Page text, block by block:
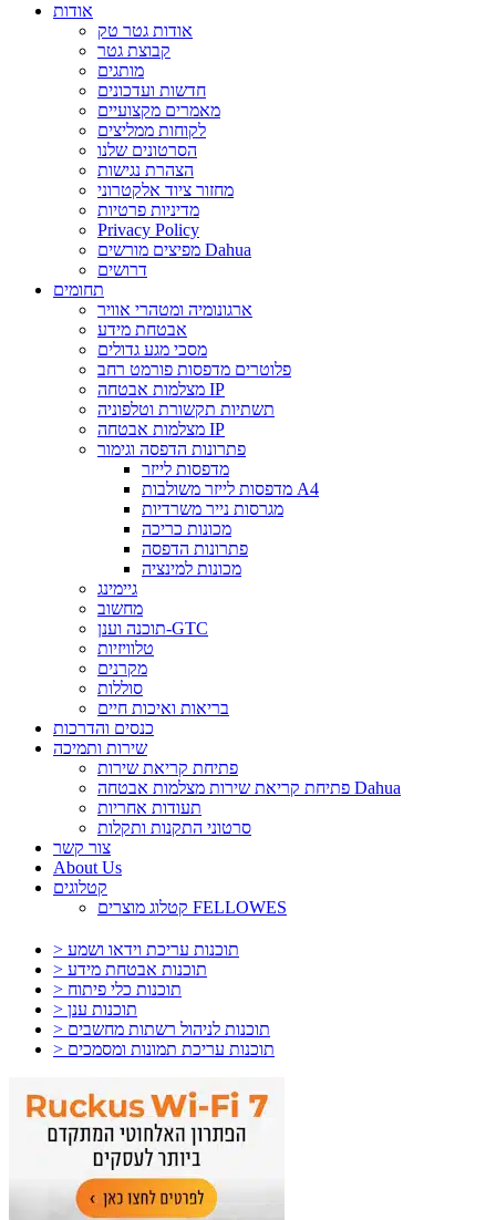
אודות
אודות גטר טק
קבוצת גטר
מותגים
חדשות ועדכונים
מאמרים מקצועיים
לקוחות ממליצים
הסרטונים שלנו
הצהרת נגישות
מחזור ציוד אלקטרוני
מדיניות פרטיות
Privacy Policy
מפיצים מורשים Dahua
דרושים
תחומים
ארגונומיה ומטהרי אוויר
אבטחת מידע
מסכי מגע גדולים
פלוטרים מדפסות פורמט רחב
מצלמות אבטחה IP
תשתיות תקשורת וטלפוניה
מצלמות אבטחה IP
פתרונות הדפסה וגימור
מדפסות לייזר
מדפסות לייזר משולבות A4
מגרסות נייר משרדיות
מכונות כריכה
פתרונות הדפסה
מכונות למינציה
גיימינג
מחשוב
תוכנה וענן-GTC
טלוויזיות
מקרנים
סוללות
בריאות ואיכות חיים
כנסים והדרכות
שירות ותמיכה
פתיחת קריאת שירות
פתיחת קריאת שירות מצלמות אבטחה Dahua
תעודות אחריות
סרטוני התקנות ותקלות
צור קשר
About Us
קטלוגים
קטלוג מוצרים FELLOWES
> תוכנות עריכת וידאו ושמע
> תוכנות אבטחת מידע
> תוכנות כלי פיתוח
> תוכנות ענן
> תוכנות לניהול רשתות מחשבים
> תוכנות עריכת תמונות ומסמכים